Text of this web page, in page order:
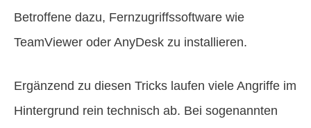
Betroffene dazu, Fernzugriffssoftware wie
TeamViewer oder AnyDesk zu installieren.
Ergänzend zu diesen Tricks laufen viele Angriffe im
Hintergrund rein technisch ab. Bei sogenannten